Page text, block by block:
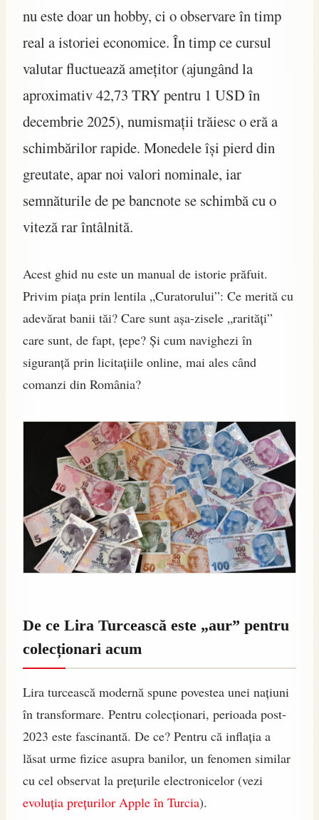
nu este doar un hobby, ci o observare în timp
real a istoriei economice. În timp ce cursul
valutar fluctuează amețitor (ajungând la
aproximativ 42,73 TRY pentru 1 USD în
decembrie 2025), numismații trăiesc o eră a
schimbărilor rapide. Monedele își pierd din
greutate, apar noi valori nominale, iar
semnăturile de pe bancnote se schimbă cu o
viteză rar întâlnită.
Acest ghid nu este un manual de istorie prăfuit.
Privim piața prin lentila „Curatorului”: Ce merită cu
adevărat banii tăi? Care sunt așa-zisele „rarități”
care sunt, de fapt, țepe? Și cum navighezi în
siguranță prin licitațiile online, mai ales când
comanzi din România?
De ce Lira Turcească este „aur” pentru
colecționari acum
Lira turcească modernă spune povestea unei națiuni
în transformare. Pentru colecționari, perioada post-
2023 este fascinantă. De ce? Pentru că inflația a
lăsat urme fizice asupra banilor, un fenomen similar
cu cel observat la prețurile electronicelor (vezi
evoluția prețurilor Apple în Turcia).